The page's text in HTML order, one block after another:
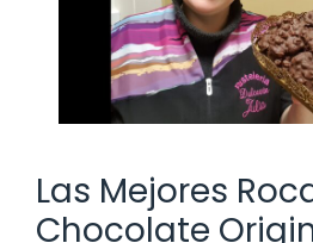
Las Mejores
Chocolate